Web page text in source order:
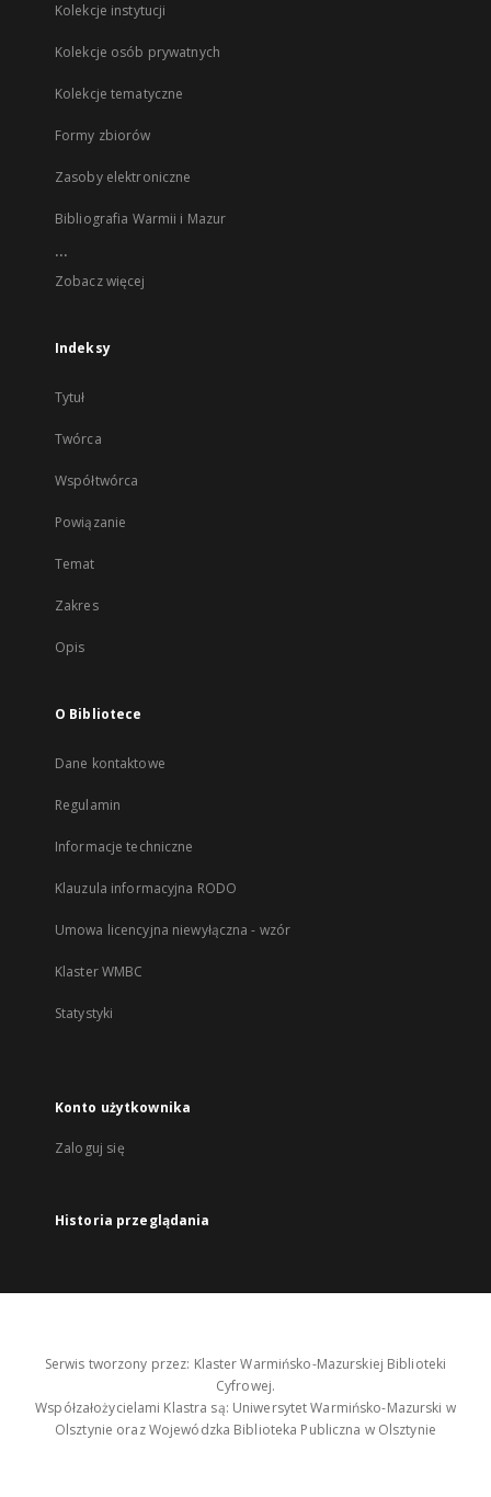
Kolekcje instytucji
Kolekcje osób prywatnych
Kolekcje tematyczne
Formy zbiorów
Zasoby elektroniczne
Bibliografia Warmii i Mazur
...
Zobacz więcej
Indeksy
Tytuł
Twórca
Współtwórca
Powiązanie
Temat
Zakres
Opis
O Bibliotece
Dane kontaktowe
Regulamin
Informacje techniczne
Klauzula informacyjna RODO
Umowa licencyjna niewyłączna - wzór
Klaster WMBC
Statystyki
Konto użytkownika
Zaloguj się
Historia przeglądania
Serwis tworzony przez: Klaster Warmińsko-Mazurskiej Biblioteki
Cyfrowej.
Współzałożycielami Klastra są: Uniwersytet Warmińsko-Mazurski w
Olsztynie oraz Wojewódzka Biblioteka Publiczna w Olsztynie